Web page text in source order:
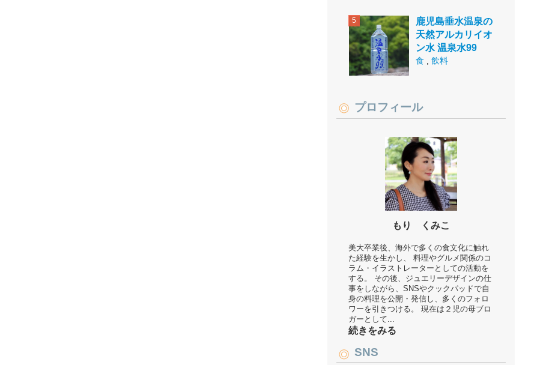
鹿児島垂水温泉の
天然アルカリイオ
ン水 温泉水99
食 飲料
プロフィール
もり くみこ
美大卒業後、海外で多くの食文化に触れ
た経験を生かし、 料理やグルメ関係のコ
ラム・イラストレーターとしての活動を
する。 その後、ジュエリーデザインの仕
事をしながら、SNSやクックパッドで自
身の料理を公開・発信し、多くのフォロ
ワーを引きつける。 現在は２児の母ブロ
ガーとして...
続きをみる
SNS